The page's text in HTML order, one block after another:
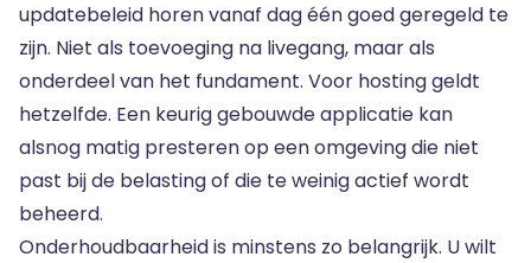
updatebeleid horen vanaf dag één goed geregeld te
zijn. Niet als toevoeging na livegang, maar als
onderdeel van het fundament. Voor hosting geldt
hetzelfde. Een keurig gebouwde applicatie kan
alsnog matig presteren op een omgeving die niet
past bij de belasting of die te weinig actief wordt
beheerd.
Onderhoudbaarheid is minstens zo belangrijk. U wilt